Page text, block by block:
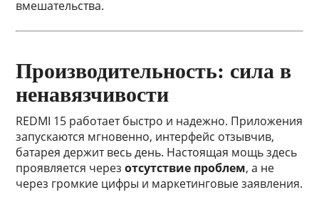
вмешательства.
Производительность: сила в
ненавязчивости
REDMI 15 работает быстро и надежно. Приложения
запускаются мгновенно, интерфейс отзывчив,
батарея держит весь день. Настоящая мощь здесь
проявляется черезотсутствие проблем, а не
через громкие цифры и маркетинговые заявления.